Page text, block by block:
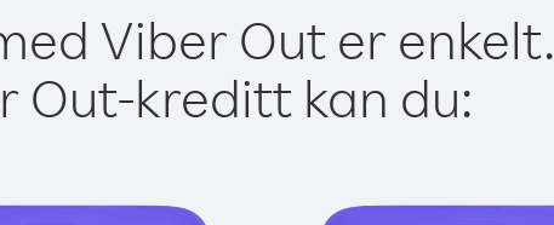
Viber Out er enkelt.
Out-kreditt kan du: